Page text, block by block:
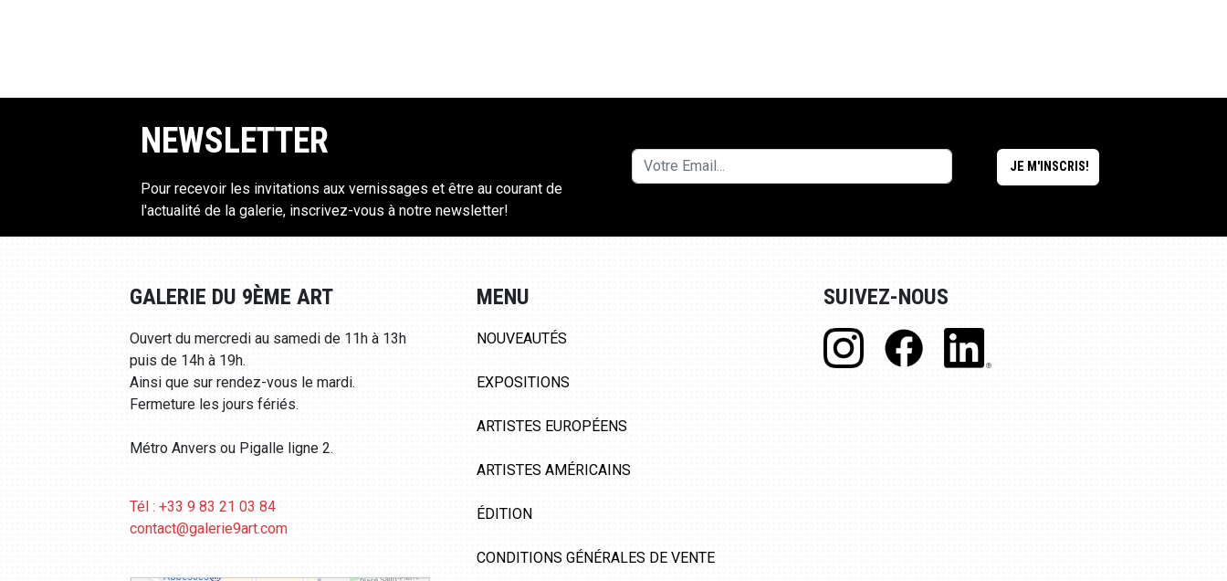
NEWSLETTER
Pour recevoir les invitations aux vernissages et être au courant de
l'actualité de la galerie, inscrivez-vous à notre newsletter!
GALERIE DU 9ÈME ART
Ouvert du mercredi au samedi de 11h à 13h
puis de 14h à 19h.
Ainsi que sur rendez-vous le mardi.
Fermeture les jours fériés.
Métro Anvers ou Pigalle ligne 2.
Tél : +33 9 83 21 03 84
contact@galerie9art.com
MENU
NOUVEAUTÉS
EXPOSITIONS
ARTISTES EUROPÉENS
ARTISTES AMÉRICAINS
ÉDITION
CONDITIONS GÉNÉRALES DE VENTE
SUIVEZ-NOUS